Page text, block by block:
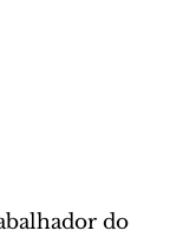
do